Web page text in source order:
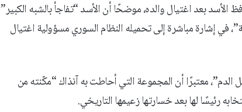
بعد اغتيال والده، موضحًا أن الأسد “تفاجأ بالشبه الكبير”
في إشارة مباشرة إلى تحميله النظام السوري مسؤولية اغتيال
معتبرًا أن المجموعة التي أحاطت به آنذاك “مكّنته من
رئيسًا لها بعد خسارتها زعيمها التاريخي.